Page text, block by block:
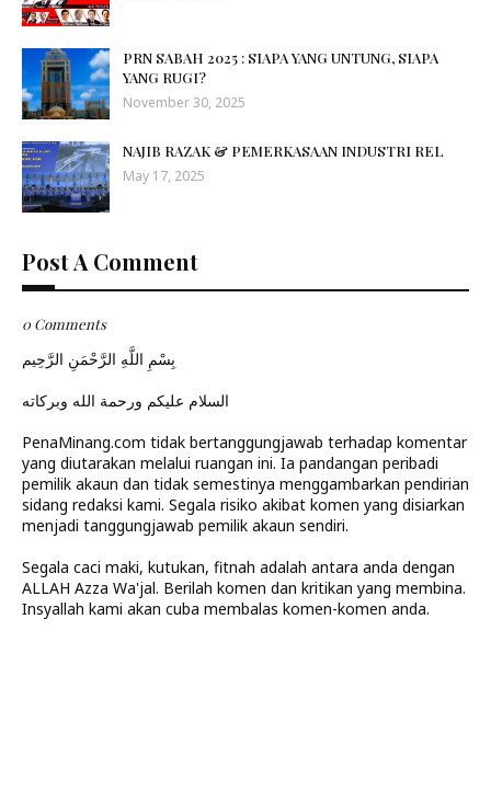
PRN SABAH 2025 : SIAPA YANG UNTUNG, SIAPA
YANG RUGI?
November 30, 2025
NAJIB RAZAK & PEMERKASAAN INDUSTRI REL
May 17, 2025
Post A Comment
0 Comments
بِسْمِ اللَّهِ الرَّحْمَنِ الرَّحِيم
السلام عليكم ورحمة الله وبركاته
PenaMinang.com tidak bertanggungjawab terhadap komentar
yang diutarakan melalui ruangan ini. Ia pandangan peribadi
pemilik akaun dan tidak semestinya menggambarkan pendirian
sidang redaksi kami. Segala risiko akibat komen yang disiarkan
menjadi tanggungjawab pemilik akaun sendiri.
Segala caci maki, kutukan, fitnah adalah antara anda dengan
ALLAH Azza Wa'jal. Berilah komen dan kritikan yang membina.
Insyallah kami akan cuba membalas komen-komen anda.